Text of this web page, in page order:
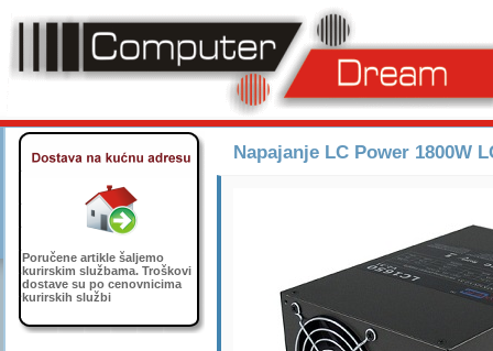
Poručene artikle šaljemo
kurirskim službama. Troškovi
dostave su po cenovnicima
kurirskih službi
Napajanje LC Power 1800W